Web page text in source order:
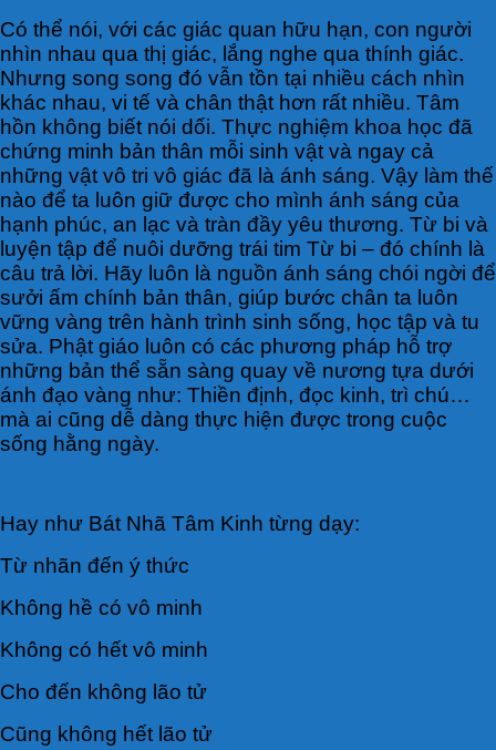
Có thể nói, với các giác quan hữu hạn, con người
nhìn nhau qua thị giác, lắng nghe qua thính giác.
Nhưng song song đó vẫn tồn tại nhiều cách nhìn
khác nhau, vi tế và chân thật hơn rất nhiều. Tâm
hồn không biết nói dối. Thực nghiệm khoa học đã
chứng minh bản thân mỗi sinh vật và ngay cả
những vật vô tri vô giác đã là ánh sáng. Vậy làm thế
nào để ta luôn giữ được cho mình ánh sáng của
hạnh phúc, an lạc và tràn đầy yêu thương. Từ bi và
luyện tập để nuôi dưỡng trái tim Từ bi – đó chính là
câu trả lời. Hãy luôn là nguồn ánh sáng chói ngời để
sưởi ấm chính bản thân, giúp bước chân ta luôn
vững vàng trên hành trình sinh sống, học tập và tu
sửa. Phật giáo luôn có các phương pháp hỗ trợ
những bản thể sẵn sàng quay về nương tựa dưới
ánh đạo vàng như: Thiền định, đọc kinh, trì chú…
mà ai cũng dễ dàng thực hiện được trong cuộc
sống hằng ngày.
Hay như Bát Nhã Tâm Kinh từng dạy:
Từ nhãn đến ý thức
Không hề có vô minh
Không có hết vô minh
Cho đến không lão tử
Cũng không hết lão tử